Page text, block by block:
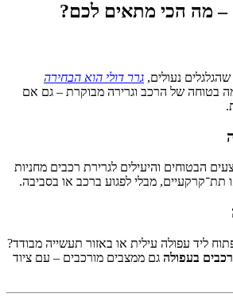
– מה הכי מתאים לכם?
נעולים, גרר דולי הוא הבחירה
בטוחה של הרכב וגרירה מבוקרת – גם אם
הבטוחים והיעילים לגרירת רכבים מחניות
תת־קרקעיים, מבלי לפגוע ברכב או בסביבה.
ליד עפולה עילית או באזור תעשייה מבודד?
רכבים בעפולה גם ממצבים מורכבים – עם ציוד